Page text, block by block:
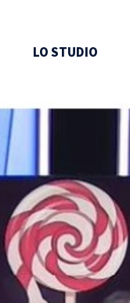
LO STUDIO